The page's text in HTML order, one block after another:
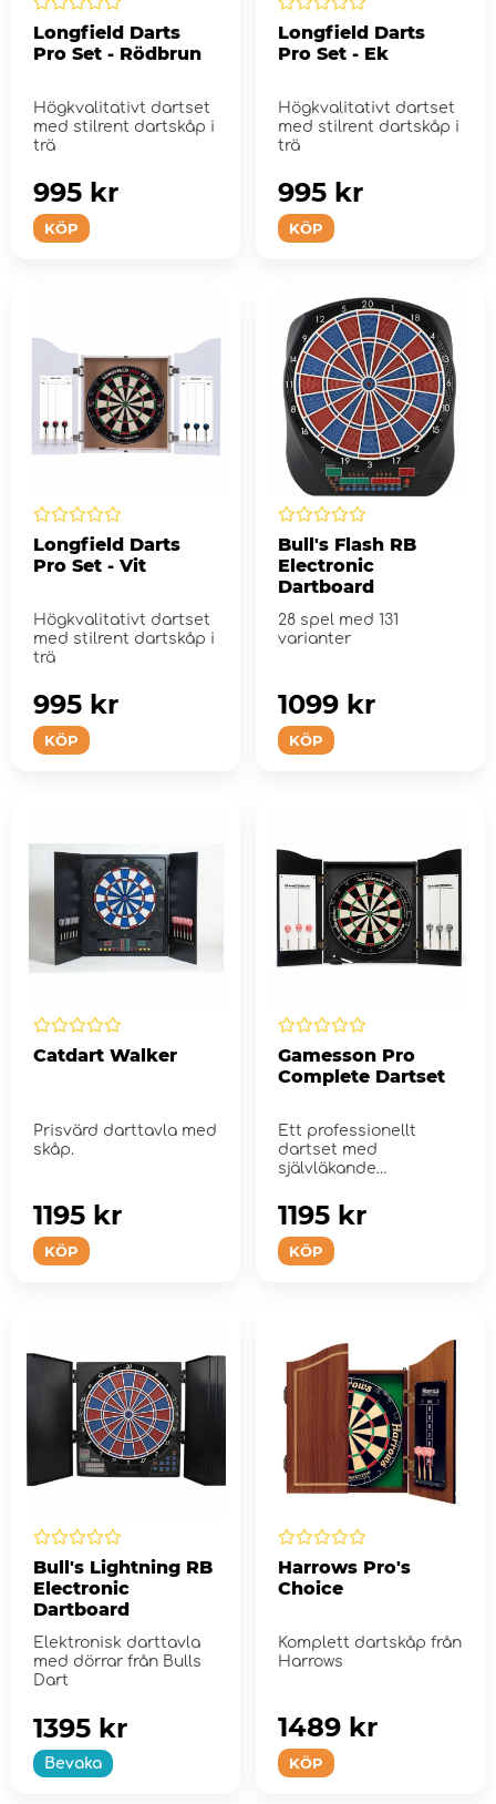
Longfield Darts
Pro Set - Rödbrun
Högkvalitativt dartset
med stilrent dartskåp i
trä
KÖP
995 kr
Longfield Darts
Pro Set - Ek
Högkvalitativt dartset
med stilrent dartskåp i
trä
KÖP
995 kr
Longfield Darts
Pro Set - Vit
Högkvalitativt dartset
med stilrent dartskåp i
trä
KÖP
995 kr
Bull's Flash RB
Electronic
Dartboard
28 spel med 131
varianter
KÖP
1099 kr
Catdart Walker
Prisvärd darttavla med
skåp.
KÖP
1195 kr
Gamesson Pro
Complete Dartset
Ett professionellt
dartset med
självläkande
matchstorlek.
KÖP
1195 kr
Bull's Lightning RB
Electronic
Dartboard
Elektronisk darttavla
med dörrar från Bulls
Dart
Bevaka
1395 kr
Harrows Pro's
Choice
Komplett dartskåp från
Harrows
KÖP
1489 kr